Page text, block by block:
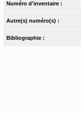
Numéro d'inventaire :
Autre(s) numéro(s) :
Bibliographie :